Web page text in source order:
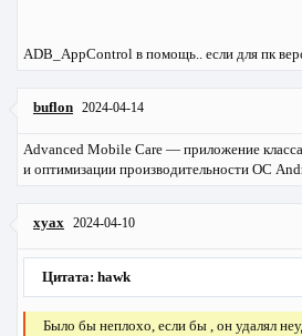
ADB_AppControl в помощь.. если для пк
buflon 2024-04-14
Advanced Mobile Care — приложение
и оптимизации производительности ОС
xyax 2024-04-10
Цитата: hawk
Было бы неплохо, если бы , он удалял